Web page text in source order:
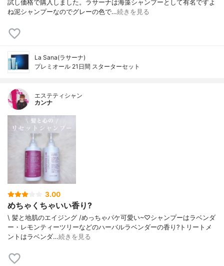
試し価格で購入しました。ラサーナは海藻シャンプーとして有名ですよ
ね泥シャンプーなのでグレーの色で…続きを見る
La Sana(ラサーナ)
プレミオール 21日間 スターターセット
エステティシャン
カンナ
3.00
めちゃくちゃいい香り?
ㅤㅤㅤㅤㅤㅤ\ 髪と地肌のエイジング /めっちゃパケ可愛い~♡シャンプーはラベンダ
ー・レモンティーツリーなどのハーバルラベンダーの香り?トリートメ
ントはラベンダ…続きを見る